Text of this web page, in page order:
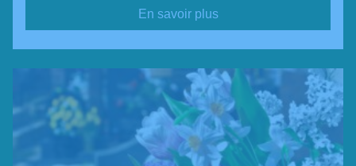
En savoir plus